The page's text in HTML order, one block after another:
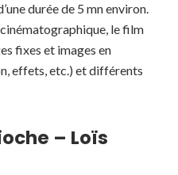
durée de 5 mn environ.
le film
fixes et images en
effets, etc.) et différents
– Loïs